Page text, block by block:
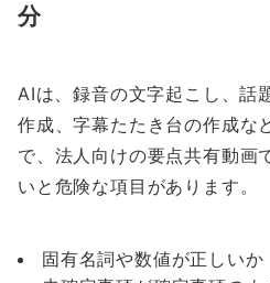
分
AIは、録音の文字起こし、話
作成、字幕たたき台の作成な
で、法人向けの要点共有動画
いと危険な項目があります。
固有名詞や数値が正しいか